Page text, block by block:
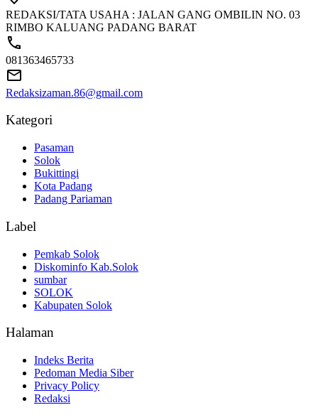
REDAKSI/TATA USAHA : JALAN GANG OMBILIN NO. 03
RIMBO KALUANG PADANG BARAT
081363465733
Redaksizaman.86@gmail.com
Kategori
Pasaman
Solok
Bukittingi
Kota Padang
Padang Pariaman
Label
Pemkab Solok
Diskominfo Kab.Solok
sumbar
SOLOK
Kabupaten Solok
Halaman
Indeks Berita
Pedoman Media Siber
Privacy Policy
Redaksi